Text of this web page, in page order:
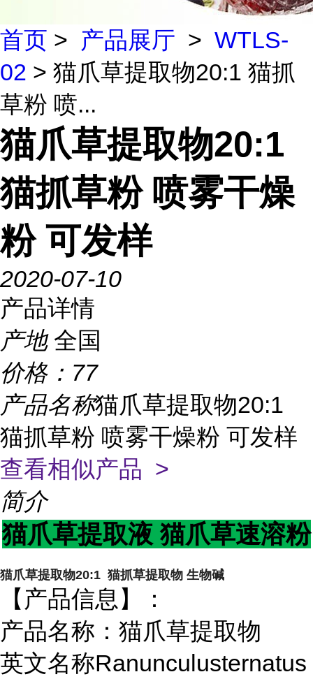
首页 > 产品展厅 > WTLS-
02 > 猫爪草提取物20:1 猫抓
草粉 喷...
猫爪草提取物20:1
猫抓草粉 喷雾干燥
粉 可发样
2020-07-10
产品详情
产地 全国
价格： 77
产品名称猫爪草提取物20:1
猫抓草粉 喷雾干燥粉 可发样
查看相似产品 >
简介
猫爪草提取液 猫爪草速溶粉
猫爪草提取物20:1 猫抓草提取物 生物碱
【产品信息】：
产品名称：猫爪草提取物
英文名称Ranunculusternatus